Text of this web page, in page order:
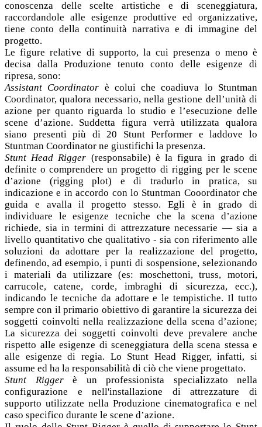
conoscenza delle scelte artistiche e di sceneggiatura,
raccordandole alle esigenze produttive ed organizzative,
tiene conto della continuità narrativa e di immagine del
progetto.
Le figure relative di supporto, la cui presenza o meno è
decisa dalla Produzione tenuto conto delle esigenze di
ripresa, sono:
Assistant Coordinator è colui che coadiuva lo Stuntman
Coordinator, qualora necessario, nella gestione dell’unità di
azione per quanto riguarda lo studio e l’esecuzione delle
scene d’azione. Suddetta figura verrà utilizzata qualora
siano presenti più di 20 Stunt Performer e laddove lo
Stuntman Coordinator ne giustifichi la presenza.
Stunt Head Rigger (responsabile) è la figura in grado di
definite o comprendere un progetto di rigging per le scene
d’azione (rigging plot) e di tradurlo in pratica, su
indicazione e in accordo con lo Stuntman Cooordinator che
guida e avalla il progetto stesso. Egli è in grado di
individuare le esigenze tecniche che la scena d’azione
richiede, sia in termini di attrezzature necessarie — sia a
livello quantitativo che qualitativo - sia con riferimento alle
soluzioni da adottare per la realizzazione del progetto,
definendo, ad esempio, i punti di sospensione, selezionando
i materiali da utilizzare (es: moschettoni, truss, motori,
carrucole, catene, corde, imbraghi di sicurezza, ecc.),
indicando le tecniche da adottare e le tempistiche. Il tutto
sempre con il primario obiettivo di garantire la sicurezza dei
soggetti coinvolti nella realizzazione della scena d’azione;
La sicurezza dei soggetti coinvolti deve prevalere anche
rispetto alle esigenze di sceneggiatura della scena stessa e
alle esigenze di regia. Lo Stunt Head Rigger, infatti, si
assume ed ha la responsabilità di ciò che viene progettato.
Stunt Riggerè un professionista specializzato nella
configurazione e nell'installazione di attrezzature di
supporto utilizzate nella Produzione cinematografica e nel
caso specifico durante le scene d’azione.